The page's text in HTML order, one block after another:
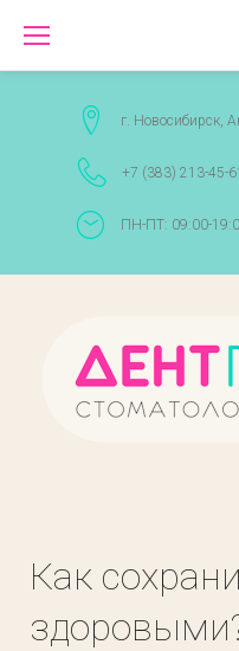
г. Новосибирск,
+7 (383) 213-45-61
ПН-ПТ: 09:00-
Как